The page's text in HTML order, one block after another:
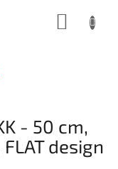
- 50 cm,
design